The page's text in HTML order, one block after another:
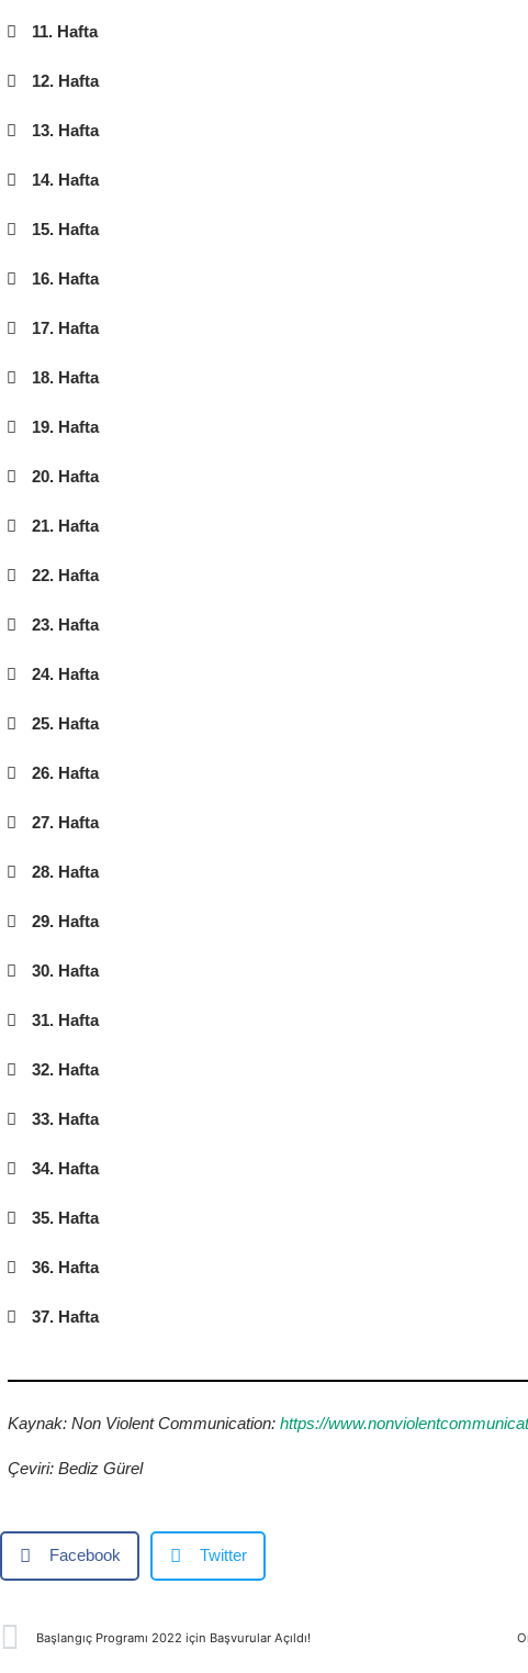
11. Hafta
12. Hafta
13. Hafta
14. Hafta
15. Hafta
16. Hafta
17. Hafta
18. Hafta
19. Hafta
20. Hafta
21. Hafta
22. Hafta
23. Hafta
24. Hafta
25. Hafta
26. Hafta
27. Hafta
28. Hafta
29. Hafta
30. Hafta
31. Hafta
32. Hafta
33. Hafta
34. Hafta
35. Hafta
36. Hafta
37. Hafta
Kaynak: Non Violent Communication: https://
Çeviri: Bediz Gürel
Facebook Twitter
Başlangıç Programı 2022 için Başvurular Açıldı!